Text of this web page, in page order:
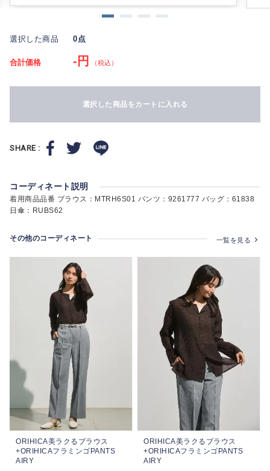
選択した商品 0点
合計価格 -円 （税込）
選択した商品をカートに入れる
SHARE :
コーディネート説明
着用商品品番 ブラウス：MTRH6S01 パンツ：9261777 バッグ：61838
日傘：RUBS62
その他のコーディネート 一覧を見る
ORIHICA美ラクるブラウス
+ORIHICAフラミンゴPANTS
AIRY
ORIHICA美ラクるブラウス
+ORIHICAフラミンゴPANTS
AIRY